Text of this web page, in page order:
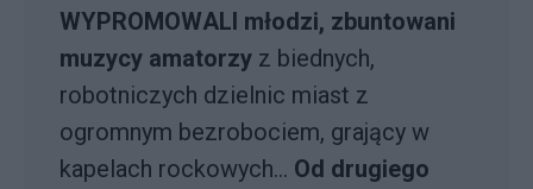
WYPROMOWALI młodzi, zbuntowani
muzycy amatorzy z biednych,
robotniczych dzielnic miast z
ogromnym bezrobociem, grający w
kapelach rockowych... Od drugiego